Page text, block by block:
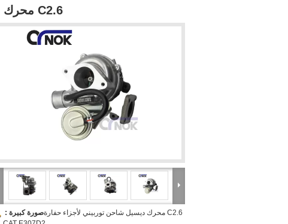
C2.6 محرك ديسيل شاحن توربيني لأجزاء حفارة CAT E307D2
صورة كبيرة :C2.6 محرك ديسيل شاحن توربيني لأجزاء حفارة